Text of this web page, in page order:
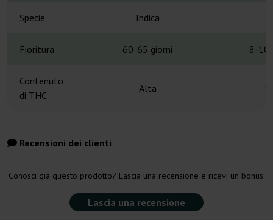
Specie Indica
Fioritura 60-65 giorni 8-10
Contenuto
di THC
Alta
Recensioni dei clienti
Conosci già questo prodotto? Lascia una recensione e ricevi un bonus.
Lascia una recensione